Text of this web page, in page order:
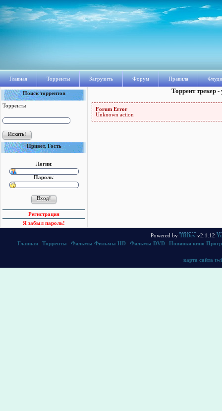
Главная Торренты Загрузить Форум Правила
Поиск торрентов
Торренты
Привет, Гость
Логин:
Пароль:
Регистрация
Я забыл пароль!
Торрент трекер
Forum Error
Unknown action
Powered by TBDev v2.1.12
Главная
Торренты Фильмы Фильмы HD Фильмы DVD Новинки кино
карта сайта